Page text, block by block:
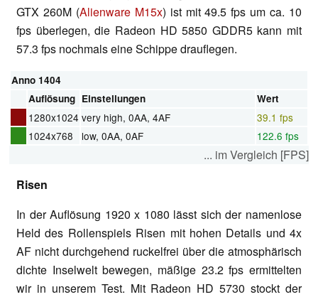
GTX 260M (Alienware M15x) ist mit 49.5 fps um ca. 10
fps überlegen, die Radeon HD 5850 GDDR5 kann mit
57.3 fps nochmals eine Schippe drauflegen.
Anno 1404
Auflösung Einstellungen Wert
1280x1024 very high, 0AA, 4AF
39.1 fps
1024x768
low, 0AA, 0AF 122.6 fps
... im Vergleich [FPS]
Risen
In der Auflösung 1920 x 1080 lässt sich der namenlose
Held des Rollenspiels Risen mit hohen Details und 4x
AF nicht durchgehend ruckelfrei über die atmosphärisch
dichte Inselwelt bewegen, mäßige 23.2 fps ermittelten
wir in unserem Test. Mit Radeon HD 5730 stockt der